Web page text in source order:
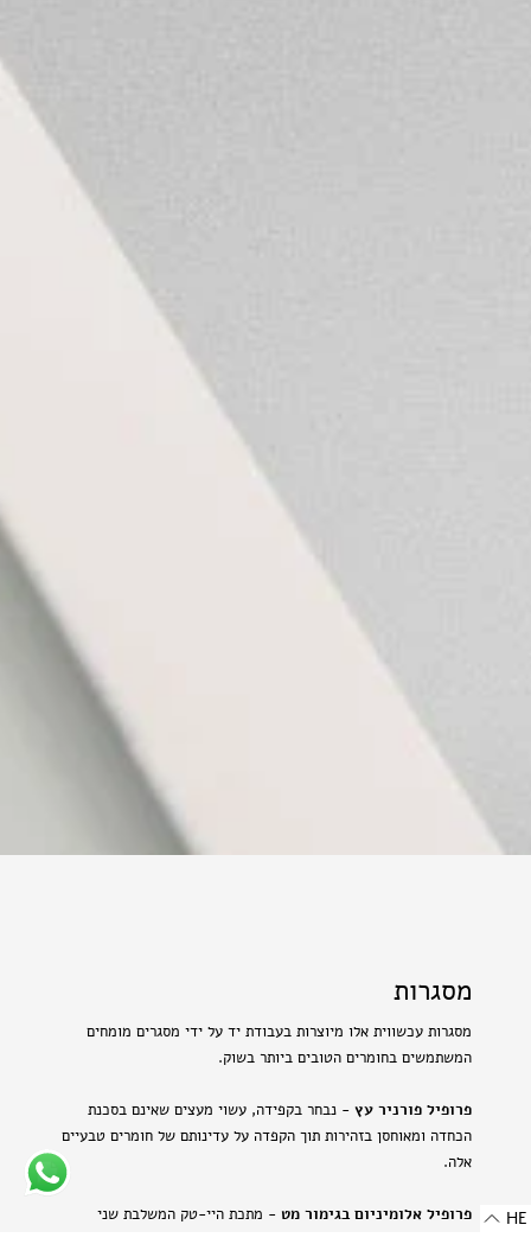
מסגרות
מסגרות עכשווית אלו מיוצרות בעבודת יד על ידי מסגרים מומחים
המשתמשים בחומרים הטובים ביותר בשוק.
פרופיל פורניר עץ - נבחר בקפידה, עשוי מעצים שאינם בסכנת
הכחדה ומאוחסן בזהירות תוך הקפדה על עדינותם של חומרים טבעיים
אלה.
פרופיל אלומיניום בגימור מט - מתכת היי-טק המשלבת שני
HE